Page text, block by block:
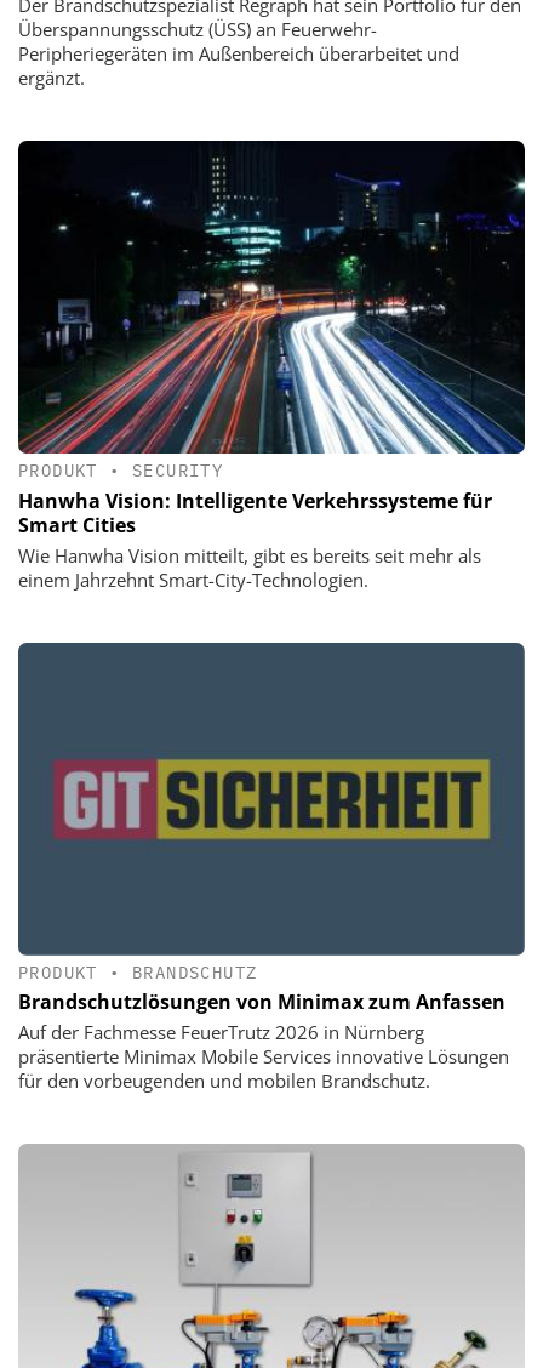
Überspannungsschutz (ÜSS) an Feuerwehr-
Peripheriegeräten im Außenbereich überarbeitet und
ergänzt.
PRODUKT • SECURITY
Hanwha Vision: Intelligente Verkehrssysteme für
Smart Cities
Wie Hanwha Vision mitteilt, gibt es bereits seit mehr als
einem Jahrzehnt Smart-City-Technologien.
PRODUKT • BRANDSCHUTZ
Brandschutzlösungen von Minimax zum Anfassen
Auf der Fachmesse FeuerTrutz 2026 in Nürnberg
präsentierte Minimax Mobile Services innovative Lösungen
für den vorbeugenden und mobilen Brandschutz.